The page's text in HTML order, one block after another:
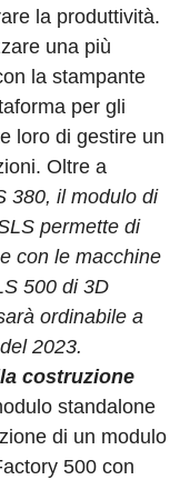
la produttività.
una più
la stampante
per gli
loro di gestire un
Oltre a
380, il modulo di
permette di
con le macchine
500 di 3D
ordinabile a
2023.
costruzione
standalone
di un modulo
500 con